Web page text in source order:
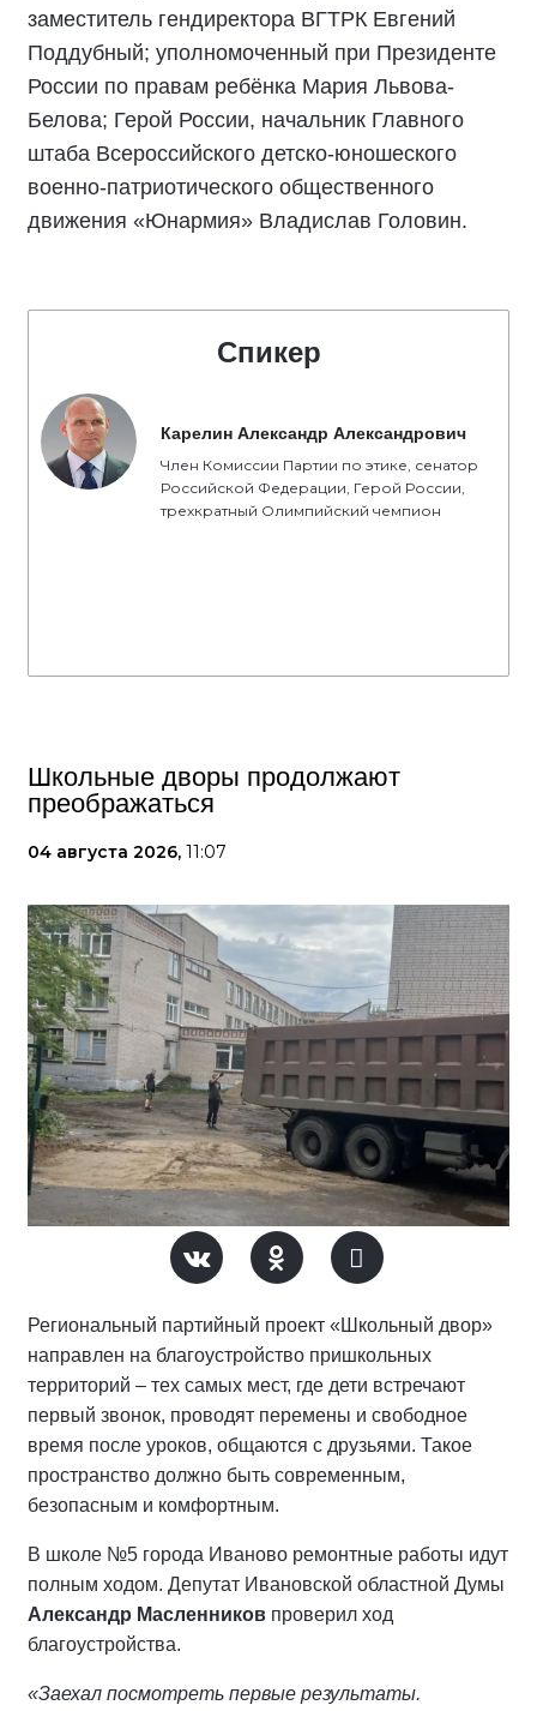
заместитель гендиректора ВГТРК Евгений
Поддубный; уполномоченный при Президенте
России по правам ребёнка Мария Львова-
Белова; Герой России, начальник Главного
штаба Всероссийского детско-юношеского
военно-патриотического общественного
движения «Юнармия» Владислав Головин.
Спикер
Карелин Александр Александрович
Член Комиссии Партии по этике, сенатор
Российской Федерации, Герой России,
трехкратный Олимпийский чемпион
Школьные дворы продолжают
преображаться
04 августа 2026, 11:07
Региональный партийный проект «Школьный двор»
направлен на благоустройство пришкольных
территорий – тех самых мест, где дети встречают
первый звонок, проводят перемены и свободное
время после уроков, общаются с друзьями. Такое
пространство должно быть современным,
безопасным и комфортным.
В школе №5 города Иваново ремонтные работы идут
полным ходом. Депутат Ивановской областной Думы
Александр Масленников проверил ход
благоустройства.
«Заехал посмотреть первые результаты.